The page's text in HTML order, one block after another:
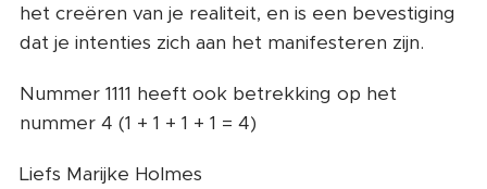
het creëren van je realiteit, en is een bevestiging
dat je intenties zich aan het manifesteren zijn.
Nummer 1111 heeft ook betrekking op het
nummer 4 (1 + 1 + 1 + 1 = 4)
Liefs Marijke Holmes